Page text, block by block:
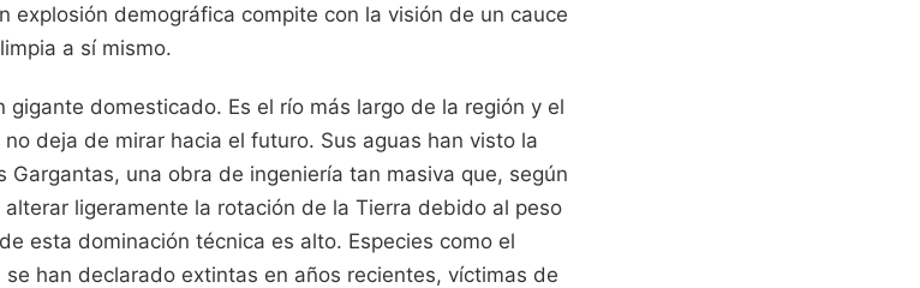
explosión demográfica compite con la visión de un cauce
a sí mismo.
gigante domesticado. Es el río más largo de la región y el
deja de mirar hacia el futuro. Sus aguas han visto la
Gargantas, una obra de ingeniería tan masiva que, según
ligeramente la rotación de la Tierra debido al peso
esta dominación técnica es alto. Especies como el
han declarado extintas en años recientes, víctimas de